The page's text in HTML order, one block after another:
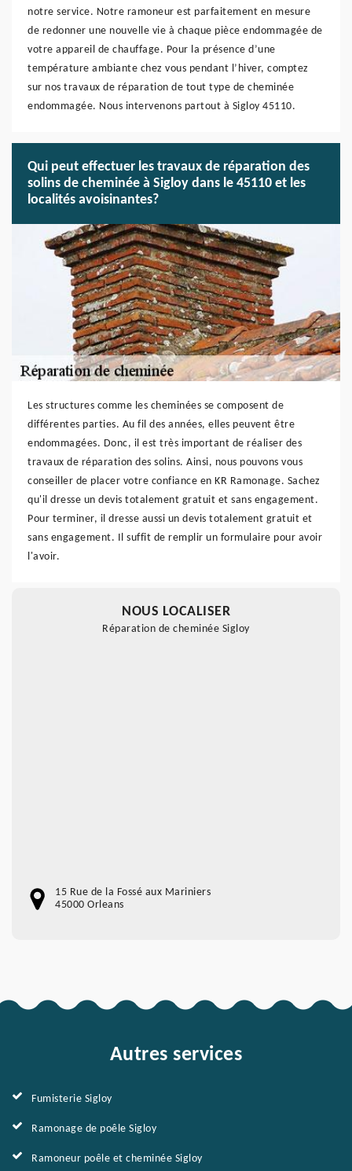
notre service. Notre ramoneur est parfaitement en mesure
de redonner une nouvelle vie à chaque pièce endommagée de
votre appareil de chauffage. Pour la présence d’une
température ambiante chez vous pendant l’hiver, comptez
sur nos travaux de réparation de tout type de cheminée
endommagée. Nous intervenons partout à Sigloy 45110.
Qui peut effectuer les travaux de réparation des
solins de cheminée à Sigloy dans le 45110 et les
localités avoisinantes?
Les structures comme les cheminées se composent de
différentes parties. Au fil des années, elles peuvent être
endommagées. Donc, il est très important de réaliser des
travaux de réparation des solins. Ainsi, nous pouvons vous
conseiller de placer votre confiance en KR Ramonage. Sachez
qu'il dresse un devis totalement gratuit et sans engagement.
Pour terminer, il dresse aussi un devis totalement gratuit et
sans engagement. Il suffit de remplir un formulaire pour avoir
l'avoir.
NOUS LOCALISER
Réparation de cheminée Sigloy
15 Rue de la Fossé aux Mariniers
45000 Orleans
Autres services
Fumisterie Sigloy
Ramonage de poêle Sigloy
Ramoneur poêle et cheminée Sigloy